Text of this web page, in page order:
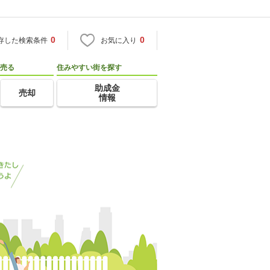
した検索条件 0 お気に入り 0
売る
売却
住みやすい街を探す
助成金
情報